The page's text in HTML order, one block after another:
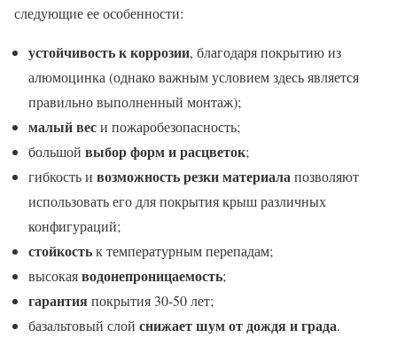
следующие ее особенности:
устойчивость к коррозии, благодаря покрытию из
алюмоцинка (однако важным условием здесь является
правильно выполненный монтаж);
малый веси пожаробезопасность;
большой выбор форм и расцветок;
гибкость и возможность резки материалапозволяют
использовать его для покрытия крыш различных
конфигураций;
стойкостьк температурным перепадам;
высокаяводонепроницаемость;
гарантияпокрытия 30-50 лет;
базальтовый слой снижает шум от дождя и града.